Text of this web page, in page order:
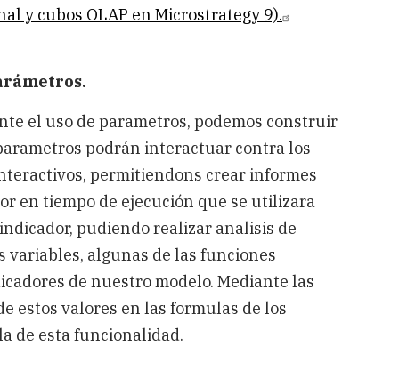
y cubos OLAP en Microstrategy 9).
el uso de parametros, podemos construir
podrán interactuar contra los
permitiendons crear informes
en tiempo de ejecución que se utilizara
pudiendo realizar analisis de
algunas de las funciones
de nuestro modelo. Mediante las
estos valores en las formulas de los
de esta funcionalidad.